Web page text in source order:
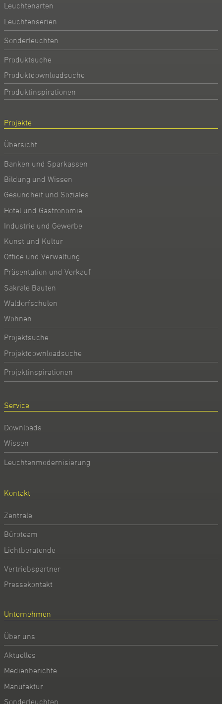
Leuchtenarten
Leuchtenserien
Sonderleuchten
Produktsuche
Produktdownloadsuche
Produktinspirationen
Projekte
Übersicht
Banken und Sparkassen
Bildung und Wissen
Gesundheit und Soziales
Hotel und Gastronomie
Industrie und Gewerbe
Kunst und Kultur
Office und Verwaltung
Präsentation und Verkauf
Sakrale Bauten
Waldorfschulen
Wohnen
Projektsuche
Projektdownloadsuche
Projektinspirationen
Service
Downloads
Wissen
Leuchtenmodernisierung
Kontakt
Zentrale
Büroteam
Lichtberatende
Vertriebspartner
Pressekontakt
Unternehmen
Über uns
Aktuelles
Medienberichte
Manufaktur
Sonderleuchten